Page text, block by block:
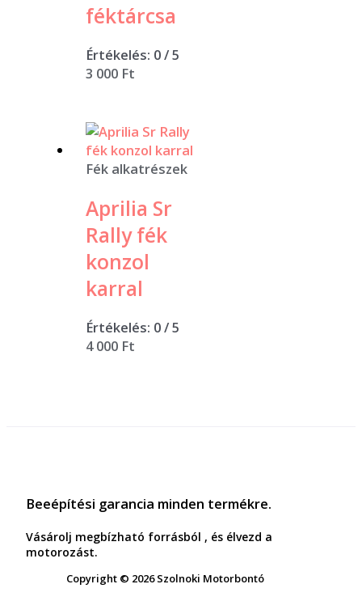
féktárcsa
Értékelés: 0/ 5
3 000 Ft
Fék alkatrészek
Aprilia Sr
Rally fék
konzol
karral
Értékelés: 0/ 5
4 000 Ft
Beeépítési garancia minden termékre.
Vásárolj megbízható forrásból , és élvezd a
motorozást.
Copyright © 2026 Szolnoki Motorbontó